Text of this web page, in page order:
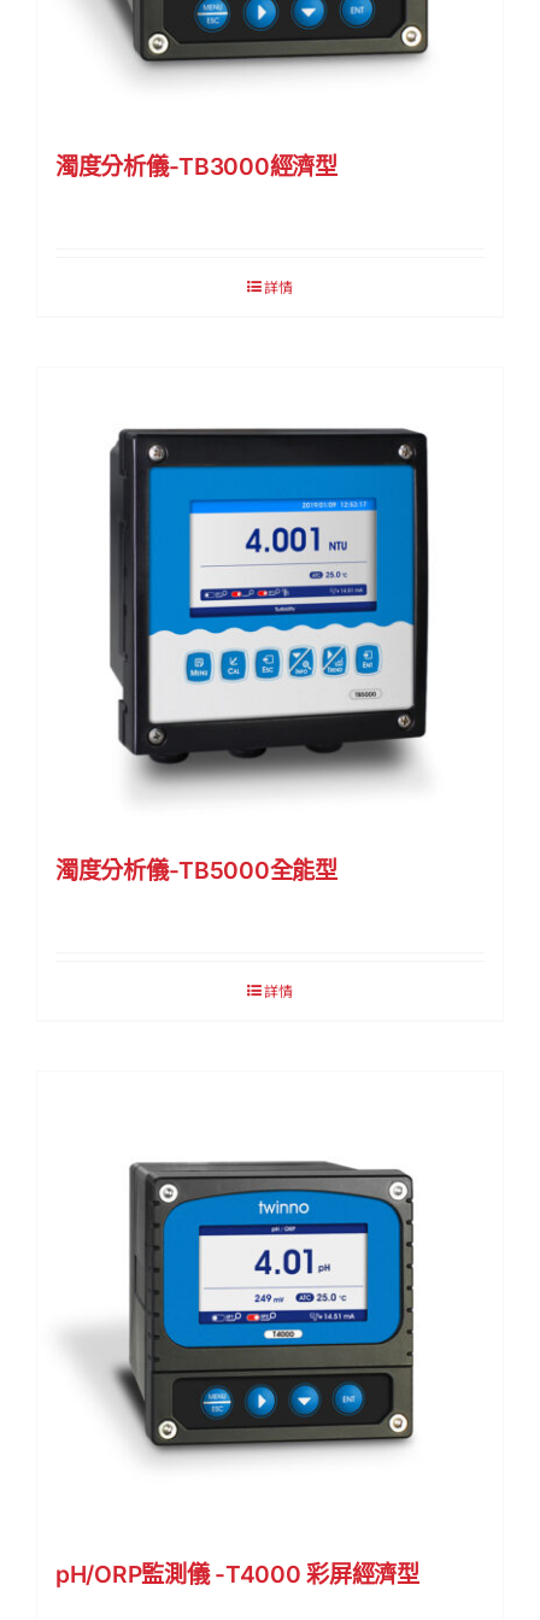
濁度分析儀-TB3000經濟型
詳情
濁度分析儀-TB5000全能型
詳情
pH/ORP監測儀 -T4000 彩屏經濟型